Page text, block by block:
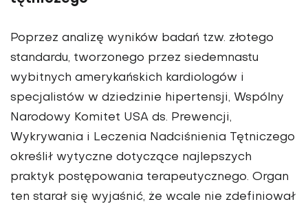
Poprzez analizę wyników badań tzw. złotego
standardu, tworzonego przez siedemnastu
wybitnych amerykańskich kardiologów i
specjalistów w dziedzinie hipertensji, Wspólny
Narodowy Komitet USA ds. Prewencji,
Wykrywania i Leczenia Nadciśnienia Tętniczego
określił wytyczne dotyczące najlepszych
praktyk postępowania terapeutycznego. Organ
ten starał się wyjaśnić, że wcale nie zdefiniował